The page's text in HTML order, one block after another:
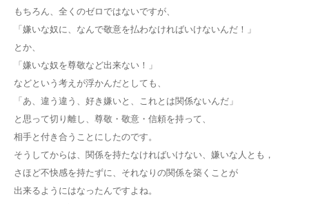
もちろん、全くのゼロではないですが、
「嫌いな奴に、なんで敬意を払わなければいけないんだ！」
とか、
「嫌いな奴を尊敬など出来ない！」
などという考えが浮かんだとしても、
「あ、違う違う、好き嫌いと、これとは関係ないんだ」
と思って切り離し、尊敬・敬意・信頼を持って、
相手と付き合うことにしたのです。
そうしてからは、関係を持たなければいけない、嫌いな人とも，
さほど不快感を持たずに、それなりの関係を築くことが
出来るようにはなったんですよね。